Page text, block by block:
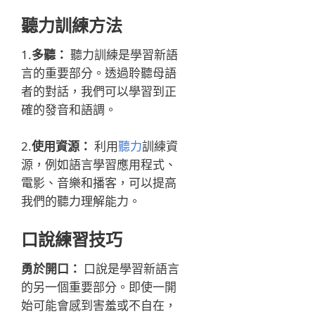
聽力訓練方法
1.多聽： 聽力訓練是學習新語
言的重要部分。透過聆聽母語
者的對話，我們可以學習到正
確的發音和語調。
2.使用資源： 利用聽力訓練資
源，例如語言學習應用程式、
電影、音樂和播客，可以提高
我們的聽力理解能力。
口說練習技巧
勇於開口： 口說是學習新語言
的另一個重要部分。即使一開
始可能會感到害羞或不自在，